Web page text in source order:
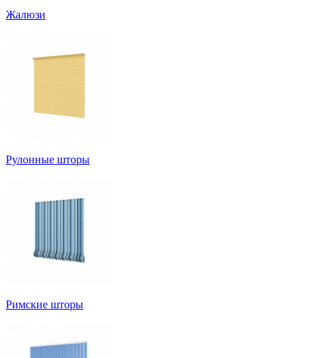
Жалюзи
Рулонные шторы
Римские шторы